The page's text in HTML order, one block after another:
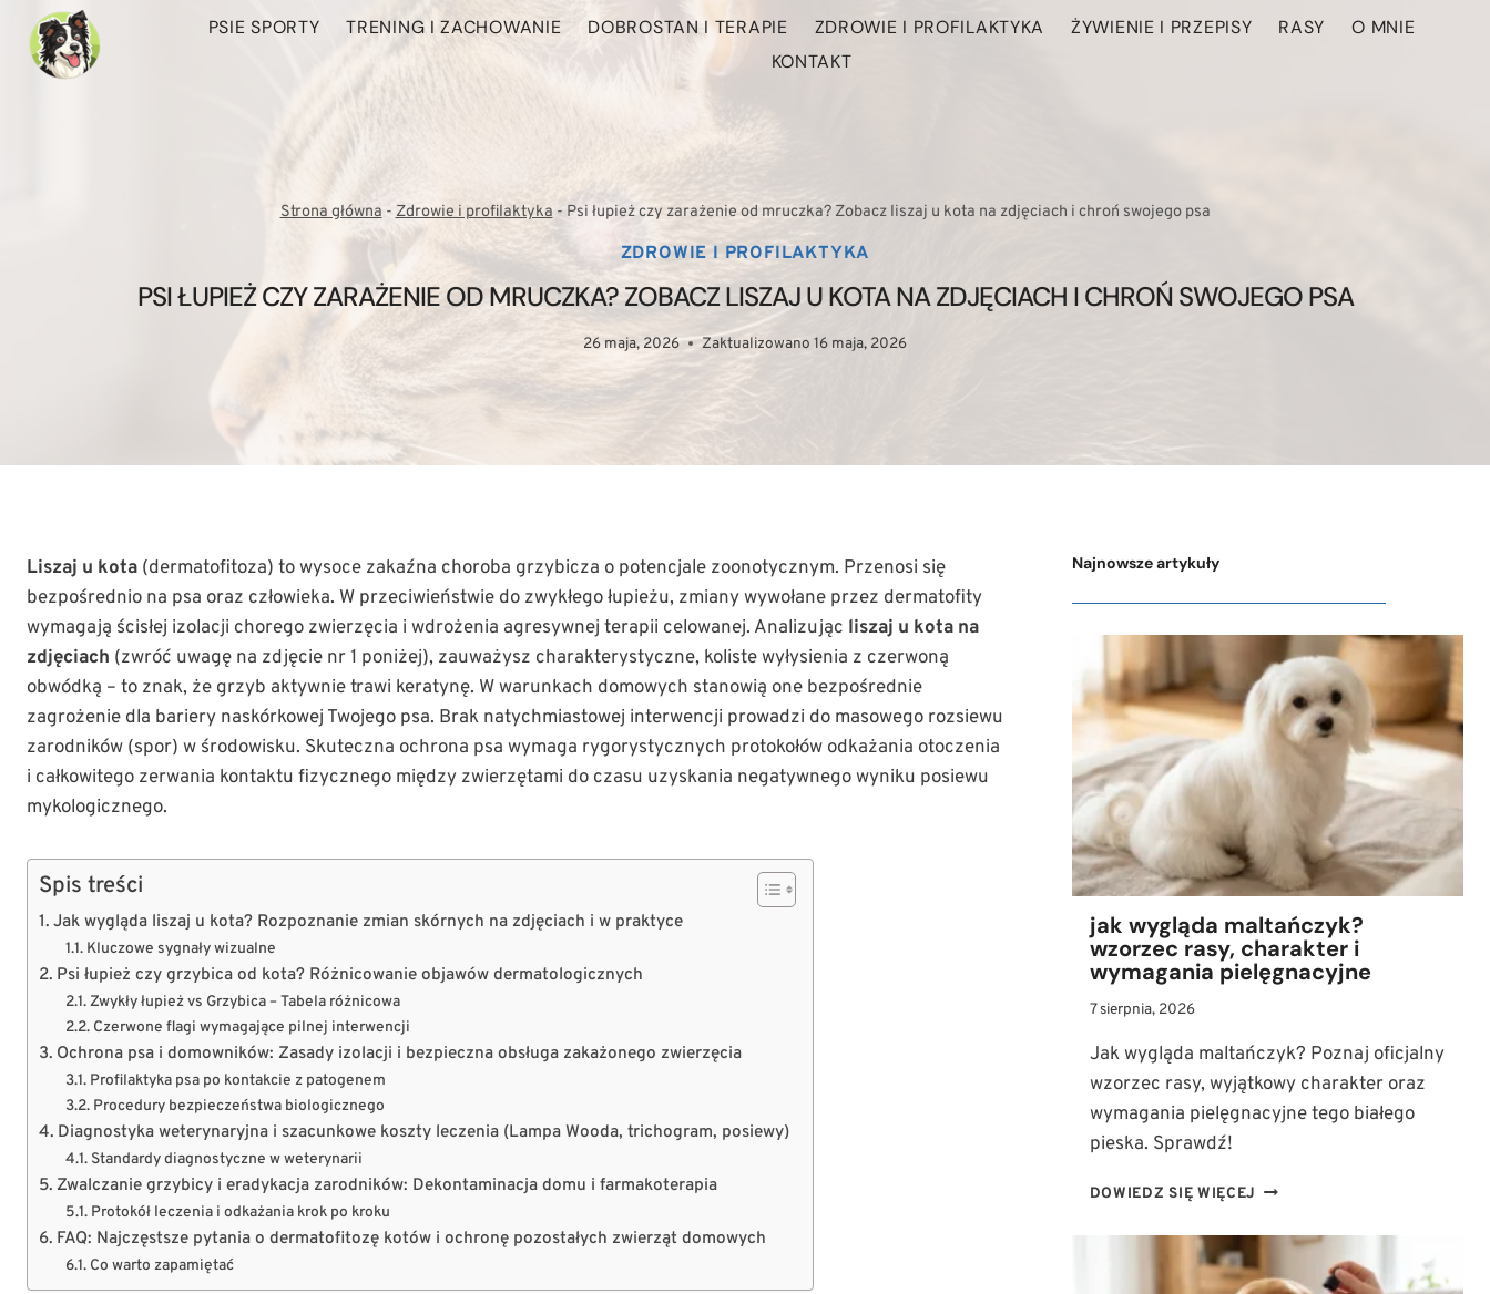
Przejdź
treści
PSIE SPORTY TRENING I ZACHOWANIE DOBROSTAN I TERAPIE ZDROWIE I PROFILAKTYKA ŻYWIENIE I PRZEPISY RASY
O MNIE
KONTAKT
Strona główna-Zdrowie i profilaktyka- Psi łupież czy zarażenie od mruczka? Zobacz liszaj u kota na zdjęciach i chroń swojego psa
ZDROWIE I PROFILAKTYKA
PSI ŁUPIEŻ CZY ZARAŻENIE OD MRUCZKA? ZOBACZ LISZAJ U KOTA NA ZDJĘCIACH I CHROŃ SWOJEGO PSA
26 maja, 2026 Zaktualizowano 16 maja, 2026
Liszaj u kota (dermatofitoza) to wysoce zakaźna choroba grzybicza o potencjale zoonotycznym. Przenosi się
bezpośrednio na psa oraz człowieka. W przeciwieństwie do zwykłego łupieżu, zmiany wywołane przez dermatofity
wymagają ścisłej izolacji chorego zwierzęcia i wdrożenia agresywnej terapii celowanej. Analizując liszaj u kota na
zdjęciach (zwróć uwagę na zdjęcie nr 1 poniżej), zauważysz charakterystyczne, koliste wyłysienia z czerwoną
obwódką – to znak, że grzyb aktywnie trawi keratynę. W warunkach domowych stanowią one bezpośrednie
zagrożenie dla bariery naskórkowej Twojego psa. Brak natychmiastowej interwencji prowadzi do masowego rozsiewu
zarodników (spor) w środowisku. Skuteczna ochrona psa wymaga rygorystycznych protokołów odkażania otoczenia
i całkowitego zerwania kontaktu fizycznego między zwierzętami do czasu uzyskania negatywnego wyniku posiewu
mykologicznego.
Spis treści
Jak wygląda liszaj u kota? Rozpoznanie zmian skórnych na zdjęciach i w praktyce
Kluczowe sygnały wizualne
Psi łupież czy grzybica od kota? Różnicowanie objawów dermatologicznych
Zwykły łupież vs Grzybica – Tabela różnicowa
Czerwone flagi wymagające pilnej interwencji
Ochrona psa i domowników: Zasady izolacji i bezpieczna obsługa zakażonego zwierzęcia
Profilaktyka psa po kontakcie z patogenem
Procedury bezpieczeństwa biologicznego
Diagnostyka weterynaryjna i szacunkowe koszty leczenia (Lampa Wooda, trichogram, posiewy)
Standardy diagnostyczne w weterynarii
Zwalczanie grzybicy i eradykacja zarodników: Dekontaminacja domu i farmakoterapia
Protokół leczenia i odkażania krok po kroku
FAQ: Najczęstsze pytania o dermatofitozę kotów i ochronę pozostałych zwierząt domowych
Co warto zapamiętać
Najnowsze artykuły
jak wygląda maltańczyk?
wzorzec rasy, charakter i
wymagania pielęgnacyjne
7 sierpnia, 2026
Jak wygląda maltańczyk? Poznaj oficjalny
wzorzec rasy, wyjątkowy charakter oraz
wymagania pielęgnacyjne tego białego
pieska. Sprawdź!
DOWIEDZ SIĘ WIĘCEJ JAK
MALTAŃCZYK?
RASY,